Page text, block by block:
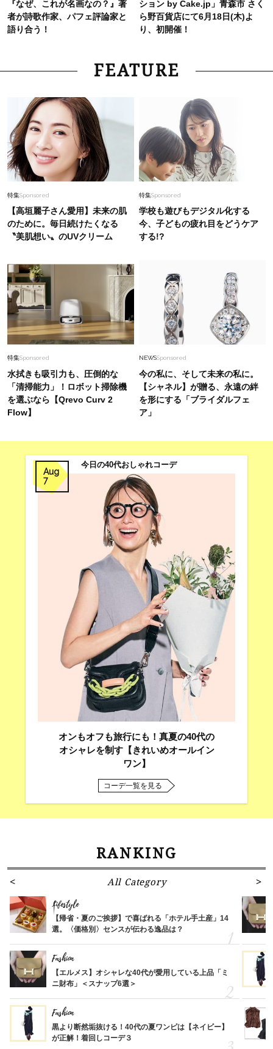
『なぜ、これが名画なの？』著
者が詩歌作家、パフェ評論家と
語り合う！
ション by Cake.jp」青森市 さく
ら野百貨店にて6月18日(木)よ
り、初開催！
FEATURE
特集Sponsored
【高垣麗子さん愛用】未来の肌
のために。毎日続けたくなる
〝美肌想い〟のUVクリーム
特集Sponsored
学校も遊びもデジタル化する
今、子どもの疲れ目をどうケア
する!?
特集Sponsored
水拭きも吸引力も、圧倒的な
「清掃能力」！ロボット掃除機
を選ぶなら【Qrevo Curv 2
Flow】
NEWSSponsored
今の私に、そして未来の私に。
【シャネル】が贈る、永遠の絆
を形にする「ブライダルフェ
ア」
Aug
7
今日の40代おしゃれコーデ
オンもオフも旅行にも！真夏の40代の
オシャレを制す【きれいめオールイン
ワン】
コーデ一覧を見る
RANKING
All Category
Lifestyle
【帰省・夏のご挨拶】で喜ばれる「ホテル手土産」14
選。〈価格別〉センスが伝わる逸品は？
Fashion
【エルメス】オシャレな40代が愛用している上品「ミ
ニ財布」＜スナップ6選＞
Fashion
黒より断然垢抜ける！40代の夏ワンピは【ネイビー】
が正解！着回しコーデ３